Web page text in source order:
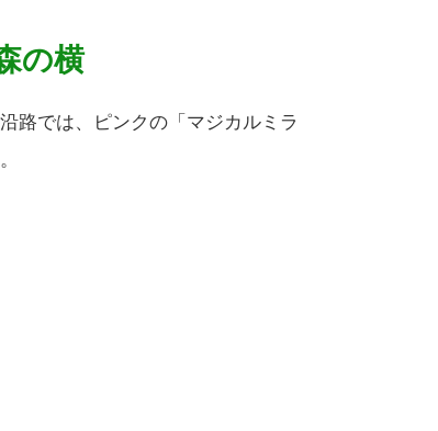
の横
路では、ピンクの「マジカルミラ